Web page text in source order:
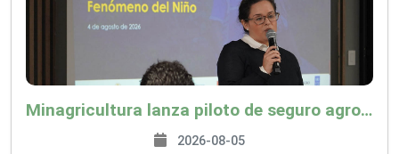
Minagricultura lanza piloto de seguro agropecuario por $9.625 millones para proteger a más de 14.000 pequeños productores contra riesgos del Fenómeno de El Niño
2026-08-05